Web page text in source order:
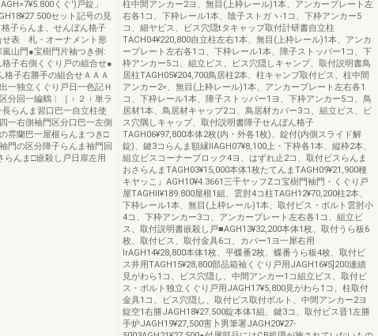
くぐ')戸錠」
セット記号の見
子らんま、せんぼん格子
せ表 札・オーナメント形
山門●宝樹門片袖つき例:
子右側くぐり戸の組合せ●
子右勝手の組合せＡＡＡ
一独立くぐり戸日一色記Ｈ
分回一編鶴︱［︲２︲単ラ
らんま習口巴一自立柱使
一右側袖門区分口巴一左側
雰蘭巴一屋根らんまつき□
門の区分障子らんま袖門回
んま□嵌殺し戸日扉左用
柱中間アンカー2ヨ、無目(上枠レール)1本、アンカープレート左
右各1コ、下枠レール1本、陰子ストガヽ-1コ、下枠アンカー5
コ、細ヤビス、ビス穴隠tタキャップ取付計研書自立柱
TACH04¥220,800自立柱左右1本、無目(上枠レール)1本、アンカ
ープレート左右各1コ、下枠レール1本、障子ストッパー1コ、下
枠アンカー5コ、組立ビス、ビス穴隠しキャンプ、取付説明書鳥
居柱TAGH05¥204,700鳥居柱2本、柱キャンブ取付ビス、柱中間
アンカー2=、無目(上枠レール)1本、アンカープレート左右各1
コ、下枠レール1本、障子ストッパー1ヨ、下枠アンカー5コ、鳥
居材1本、鳥居材キャップ2コ、鳥居材カバー3コ、組立ビス、ビ
ス穴隅しキャップ、取付説明書障子せんぼん格子
TAGH06¥97,800本体2枚(内・外各1枚)、錠付(内側スライド解
錠)、鍵3コらんま額縁llAGH07¥8,100上・下枠各1本、縦枠2本、
組立ビスコーナーブロック4ヨ、はずれ止2コ、取付ビスらんま
おさらんまTAGH03¥15,000本体1枚たてんまTAGH09¥21,900種
キヤッこ』AGH10¥4.3661三千ヤッフZコ宝樹門袖門・くぐり戸
屋TAGHll¥189.800屋根1組、雲肘4コ柱TAGH12¥70,200柱2本、
下枠レール1本、無目(上枠レール)1本、取付ビス・ボルト雲肘小
4コ、下枠アンカー3コ、アンカープレート左右各1コ、組立ビ
ス、取付説明書嵌殺し戸■AGH13¥32,200本体1枚、取付うら板6
枚、取付ビス、取付金具6コ、カバー1ヨ一犀右用
lrAGH14¥28,800本体1枚、平蝶番2枚、蝶番うら板4枚、取付ビ
ス井用TAGH15¥28,800部品箱袖くぐり戸用JAGH16¥5]200連績
見がわら1コ、ビス穴隠し、中間アンカー1コ組立ビス、取付ビ
ス・ボルト独立くぐり戸用JAGH17¥5,800見がわら1コ、柱取付
金具1コ、ビス穴隠し、取付ビス取付ボルト、中間アンカー2ヨ
錠空1右勝JAGH18¥27.500錠本体1組、鍵3コ、取付ビス晋1左勝
手炉JAGH19¥27,500害卜男筆署JAGH20¥27‐